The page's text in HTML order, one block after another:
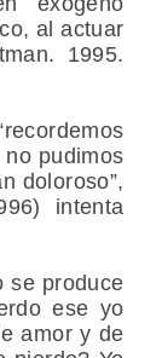
al actuar
1995.
pudimos
doloroso”,
intenta
se produce
ese yo
amor y de